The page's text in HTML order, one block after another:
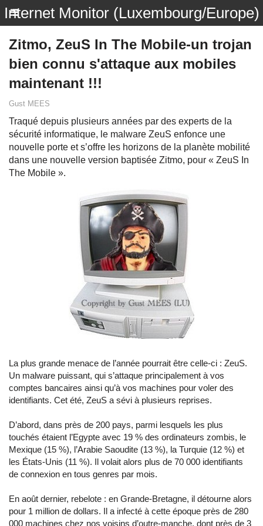
Internet Monitor (Luxembourg/Europe)
Zitmo, ZeuS In The Mobile-un trojan
bien connu s'attaque aux mobiles
maintenant !!!
Gust MEES
Traqué depuis plusieurs années par des experts de la
sécurité informatique, le malware ZeuS enfonce une
nouvelle porte et s’offre les horizons de la planète mobilité
dans une nouvelle version baptisée Zitmo, pour « ZeuS In
The Mobile ».
La plus grande menace de l’année pourrait être celle-ci : ZeuS.
Un malware puissant, qui s’attaque principalement à vos
comptes bancaires ainsi qu’à vos machines pour voler des
identifiants. Cet été, ZeuS a sévi à plusieurs reprises.
D’abord, dans près de 200 pays, parmi lesquels les plus
touchés étaient l’Egypte avec 19 % des ordinateurs zombis, le
Mexique (15 %), l’Arabie Saoudite (13 %), la Turquie (12 %) et
les États-Unis (11 %). Il volait alors plus de 70 000 identifiants
de connexion en tous genres par mois.
En août dernier, rebelote : en Grande-Bretagne, il détourne alors
pour 1 million de dollars. Il a infecté à cette époque près de 280
000 machines chez nos voisins d’outre-manche, dont près de 3